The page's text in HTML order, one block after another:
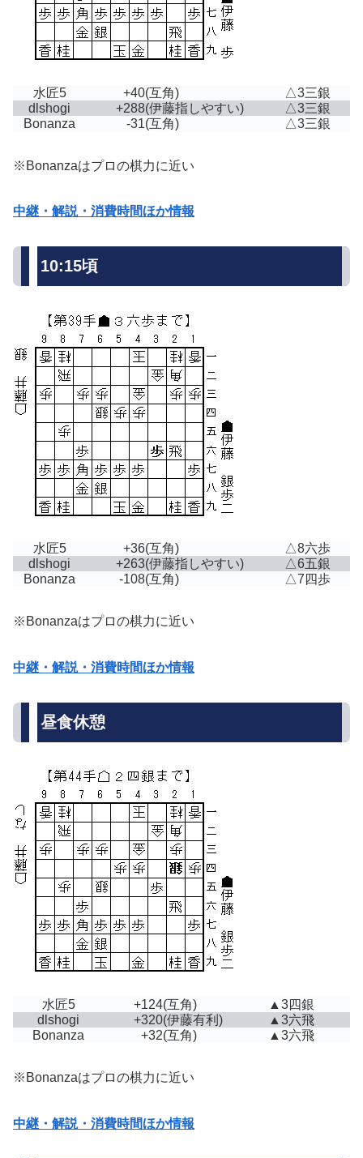
水匠5 +40(互角)
△3三銀
dlshogi
+288(伊藤指しやすい)
△3三銀
Bonanza
-31(互角) △3三銀
※Bonanzaはプロの棋力に近い
中継・解説・消費時間ほか情報
10:15頃
水匠5 +36(互角)
△8六歩
dlshogi
+263(伊藤指しやすい)
△6五銀
Bonanza
-108(互角) △7四歩
※Bonanzaはプロの棋力に近い
中継・解説・消費時間ほか情報
昼食休憩
水匠5 +124(互角)
▲3四銀
dlshogi
+320(伊藤有利)
▲3六飛
Bonanza
+32(互角) ▲3六飛
※Bonanzaはプロの棋力に近い
中継・解説・消費時間ほか情報